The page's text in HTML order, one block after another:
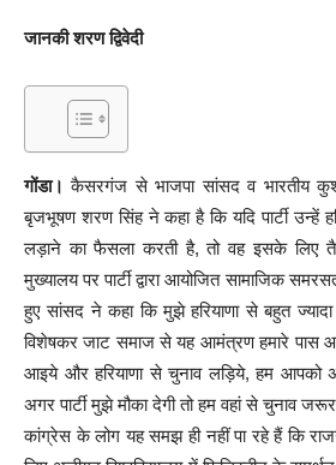
जानकी शरण द्विवेदी
गोंडा।कैसरगंज से भाजपा सांसद व भारतीय
बृजभूषण शरण सिंह ने कहा है कि यदि पार्टी उन्हें
लड़ाने का फैसला करती है, तो वह इसके लिए
मुख्यालय पर पार्टी द्वारा आयोजित सामाजिक
हुए सांसद ने कहा कि मुझे हरियाणा से बहुत
विशेषकर जाट समाज से यह आमंत्रण हमारे पास
आइये और हरियाणा से चुनाव लड़िये, हम आपको
अगर पार्टी मुझे मौका देगी तो हम वहां से चुनाव
कांग्रेस के लोग यह समझ ही नहीं पा रहे हैं कि